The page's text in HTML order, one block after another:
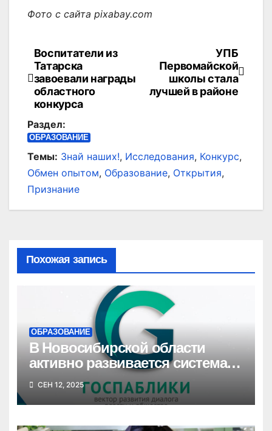
Фото с сайта pixabay.com
Навигация
по
записям
УПБ
Первомайской
школы стала
лучшей в районе
Воспитатели из
Татарска
завоевали награды
областного
конкурса
Раздел:
ОБРАЗОВАНИЕ
Темы: Знай наших!, Исследования, Конкурс,
Обмен опытом, Образование, Открытия,
Признание
Похожая запись
ОБРАЗОВАНИЕ
В Новосибирской области
активно развивается система
госпабликов для создания
единой цифровой среды
СЕН 12, 2025